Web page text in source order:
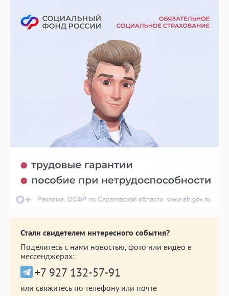
Стали свидетелем интересного события?
Поделитесь с нами новостью, фото или видео в
мессенджерах:
+7 927 132-57-91
или свяжитесь по телефону или почте